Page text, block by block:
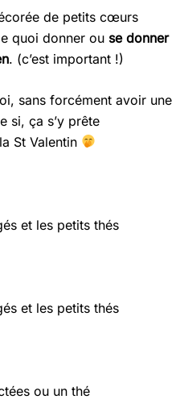
prix :
22.00 €
à
27.00 €
de petits cœurs
quoi donner ou se donner
. (c’est important !)
sans forcément avoir une
si, ça s’y prête
St Valentin
et les petits thés
et les petits thés
ou un thé